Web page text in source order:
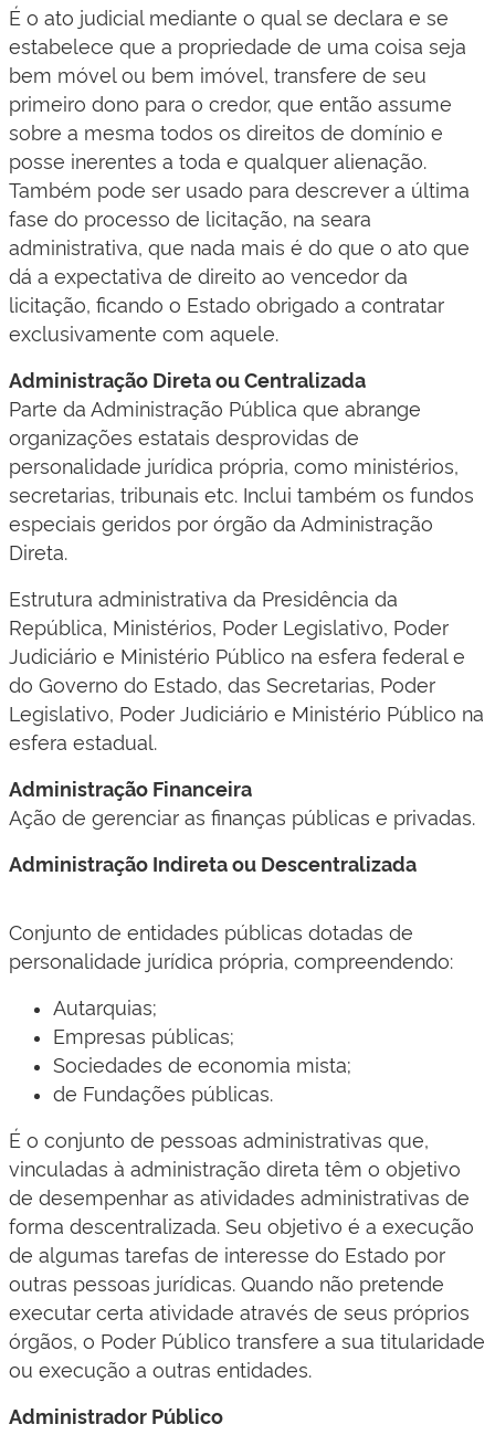
É o ato judicial mediante o qual se declara e se
estabelece que a propriedade de uma coisa seja
bem móvel ou bem imóvel, transfere de seu
primeiro dono para o credor, que então assume
sobre a mesma todos os direitos de domínio e
posse inerentes a toda e qualquer alienação.
Também pode ser usado para descrever a última
fase do processo de licitação, na seara
administrativa, que nada mais é do que o ato que
dá a expectativa de direito ao vencedor da
licitação, ficando o Estado obrigado a contratar
exclusivamente com aquele.​​​
Administração Direta ou Centralizada
Parte da Administração Pública que abrange
organizações estatais desprovidas de
personalidade jurídica própria, como ministérios,
secretarias, tribunais etc. Inclui também os fundos
especiais geridos por órgão da Administração
Direta.
Estrutura administrativa da Presidência da
República, Ministérios, Poder Legislativo, Poder
Judiciário e Ministério Público na esfera federal e
do Governo do Estado, das Secretarias, Poder
Legislativo, Poder Judiciário e Ministério Público na
esfera estadual.​​
Administração Financeira
​Ação de gerenciar as finanças públicas e privadas.​​​
Administração Indireta ou Descentralizada
Conjunto de entidades públicas dotadas de
personalidade jurídica própria, compreendendo:
Autarquias;
Empresas públicas;
Sociedades de economia mista;
de Fundações públicas.
É o conjunto de pessoas administrativas que,
vinculadas à administração direta têm o objetivo
de desempenhar as atividades administrativas de
forma descentralizada. Seu objetivo é a execução
de algumas tarefas de interesse do Estado por
outras pessoas jurídicas. Quando não pretende
executar certa atividade através de seus próprios
órgãos, o Poder Público transfere a sua titularidade
ou execução a outras entidades.​​​
Administrador Público